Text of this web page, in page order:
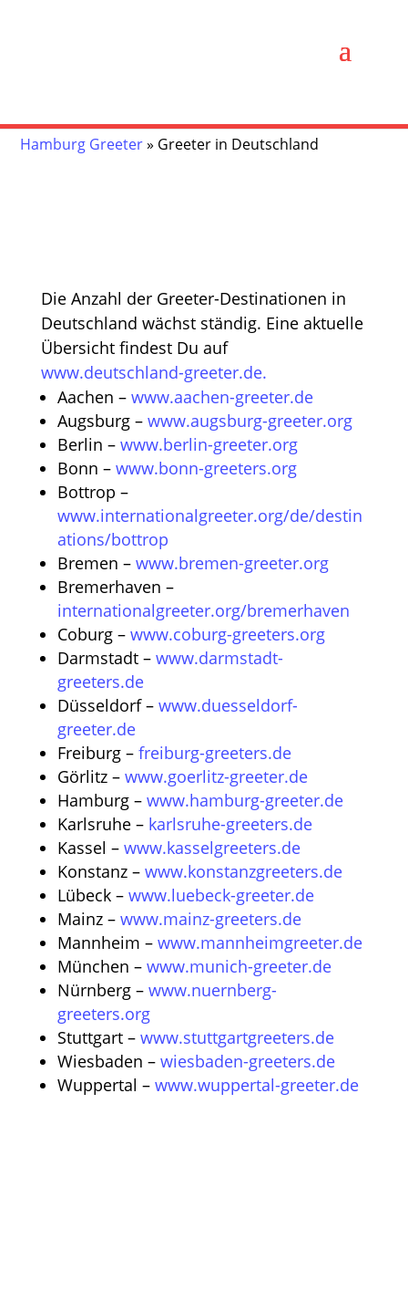
Hamburg Greeter» Greeter in Deutschland
Die Anzahl der Greeter-Destinationen in
Deutschland wächst ständig. Eine aktuelle
Übersicht findest Du auf
www.deutschland-greeter.de.
Aachen – www.aachen-greeter.de
Augsburg – www.augsburg-greeter.org
Berlin – www.berlin-greeter.org
Bonn – www.bonn-greeters.org
Bottrop –
www.internationalgreeter.org/de/destin
ations/bottrop
Bremen – www.bremen-greeter.org
Bremerhaven –
internationalgreeter.org/bremerhaven
Coburg – www.coburg-greeters.org
Darmstadt – www.darmstadt-
greeters.de
Düsseldorf – www.duesseldorf-
greeter.de
Freiburg – freiburg-greeters.de
Görlitz – www.goerlitz-greeter.de
Hamburg – www.hamburg-greeter.de
Karlsruhe – karlsruhe-greeters.de
Kassel – www.kasselgreeters.de
Konstanz – www.konstanzgreeters.de
Lübeck – www.luebeck-greeter.de
Mainz – www.mainz-greeters.de
Mannheim – www.mannheimgreeter.de
München – www.munich-greeter.de
Nürnberg – www.nuernberg-
greeters.org
Stuttgart – www.stuttgartgreeters.de
Wiesbaden – wiesbaden-greeters.de
Wuppertal – www.wuppertal-greeter.de